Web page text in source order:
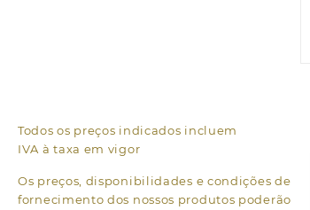
Todos os preços indicados incluem
IVA à taxa em vigor
Os preços, disponibilidades e condições de
fornecimento dos nossos produtos poderão